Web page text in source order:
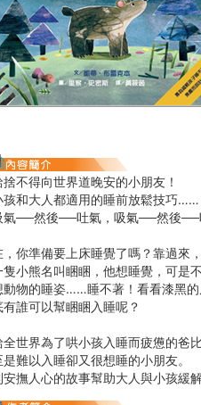
捨不得向世界道晚安的小朋友！
孩和大人都適用的睡前放鬆技巧……
氣──然後──吐氣，吸氣──然後
，你準備要上床睡覺了嗎？靠過來
隻小熊名叫睏睏，他想睡覺，可是
動物的睡姿……睡不著！看看漆黑
有誰可以幫睏睏入睡呢？
全世界為了哄小孩入睡而疲憊的爸
難以入睡卻又很想睡的小朋友。
安撫人心的故事幫助大人與小孩緩